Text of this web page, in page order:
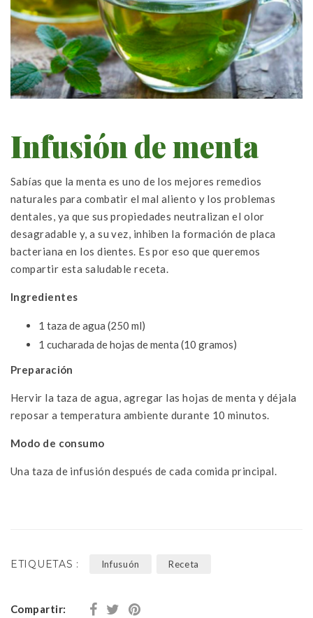
Infusión de menta
Sabías que la menta es uno de los mejores remedios
naturales para combatir el mal aliento y los problemas
dentales, ya que sus propiedades neutralizan el olor
desagradable y, a su vez, inhiben la formación de placa
bacteriana en los dientes. Es por eso que queremos
compartir esta saludable receta.
Ingredientes
1 taza de agua (250 ml)
1 cucharada de hojas de menta (10 gramos)
Preparación
Hervir la taza de agua, agregar las hojas de menta y déjala
reposar a temperatura ambiente durante 10 minutos.
Modo de consumo
Una taza de infusión después de cada comida principal.
ETIQUETAS : Infusuón Receta
Compartir: